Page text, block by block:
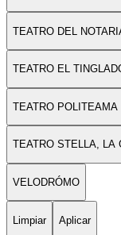
TEATRO DEL
TEATRO EL
TEATRO POLITEAMA
TEATRO STELLA, LA
VELODRÓMO
Limpiar Aplicar